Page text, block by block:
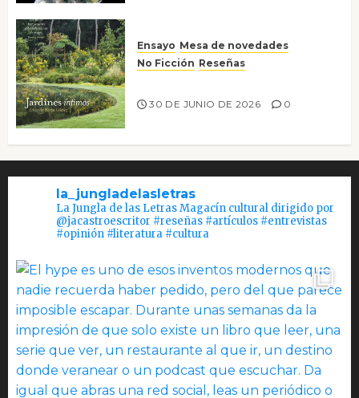
Ensayo Mesa de novedades
No Ficción Reseñas
30 DE JUNIO DE 2026 0
la_jungladelasletras
La Jungla de las Letras Magacín cultural dirigido por
@jacastroescritor #reseñas #artículos #entrevistas
#opinión #literatura #cultura